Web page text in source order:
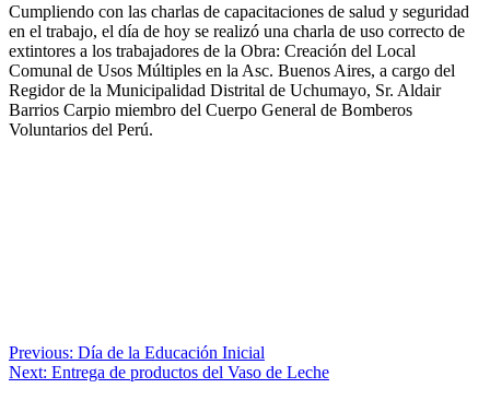
Cumpliendo con las charlas de capacitaciones de salud y seguridad
en el trabajo, el día de hoy se realizó una charla de uso correcto de
extintores a los trabajadores de la Obra: Creación del Local
Comunal de Usos Múltiples en la Asc. Buenos Aires, a cargo del
Regidor de la Municipalidad Distrital de Uchumayo, Sr. Aldair
Barrios Carpio miembro del Cuerpo General de Bomberos
Voluntarios del Perú.
Navegación
de
Previous: Día de la Educación Inicial
Next: Entrega de productos del Vaso de Leche